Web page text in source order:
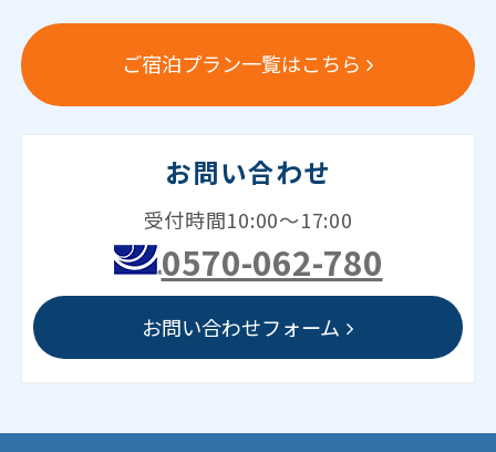
ご宿泊プラン一覧はこちら
お問い合わせ
受付時間10:00～17:00
0570-062-780
お問い合わせフォーム